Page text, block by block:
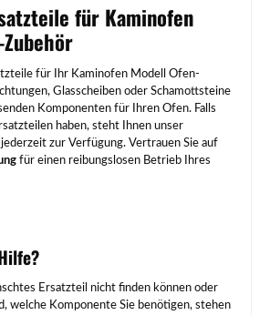
für Kaminofen
für Ihr Kaminofen Modell Ofen-
Glasscheiben oder Schamottsteine
Komponenten für Ihren Ofen. Falls
haben, steht Ihnen unser
zur Verfügung. Vertrauen Sie auf
für einen reibungslosen Betrieb Ihres
Ersatzteil nicht finden können oder
welche Komponente Sie benötigen, stehen